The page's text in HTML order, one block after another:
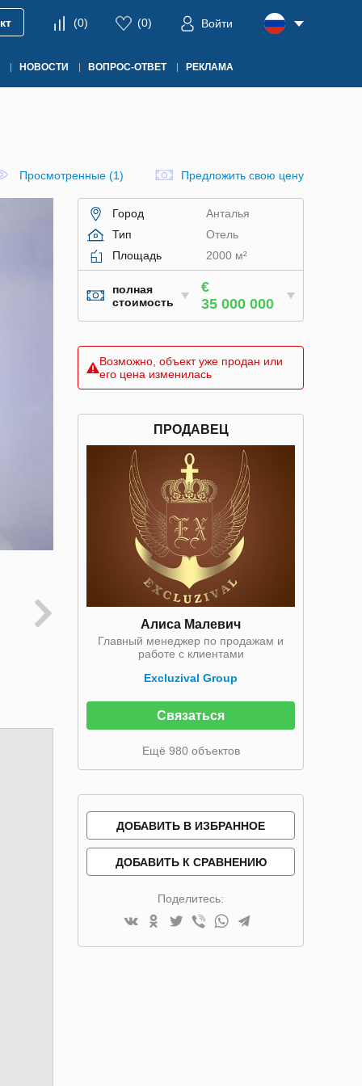
(0) (0) Войти
НОВОСТИ ВОПРОС-ОТВЕТ РЕКЛАМА
Просмотренные (1) Предложить свою цену
Город
Анталья
Тип
Отель
Площадь
2000 м²
полная
стоимость
€
35 000 000
Возможно, объект уже продан или
его цена изменилась
ПРОДАВЕЦ
Алиса Малевич
Главный менеджер по продажам и
работе с клиентами
Excluzival Group
Связаться
Ещё 980 объектов
ДОБАВИТЬ В ИЗБРАННОЕ
ДОБАВИТЬ К СРАВНЕНИЮ
Поделитесь: